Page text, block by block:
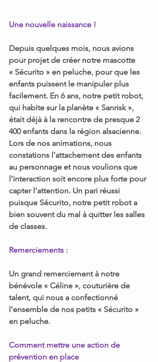
Une nouvelle naissance !
Depuis quelques mois, nous avions
pour projet de créer notre mascotte
« Sécurito » en peluche, pour que les
enfants puissent le manipuler plus
facilement. En 6 ans, notre petit robot,
qui habite sur la planète « Sanrisk »,
était déjà à la rencontre de presque 2
400 enfants dans la région alsacienne.
Lors de nos animations, nous
constations l’attachement des enfants
au personnage et nous voulions que
l’interaction soit encore plus forte pour
capter l'attention. Un pari réussi
puisque Sécurito, notre petit robot a
bien souvent du mal à quitter les salles
de classes.
Remerciements :
Un grand remerciement à notre
bénévole « Céline », couturière de
talent, qui nous a confectionné
l’ensemble de nos petits « Sécurito »
en peluche.
Comment mettre une action de
prévention en place